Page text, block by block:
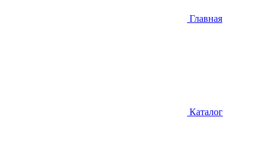
Главная
Каталог